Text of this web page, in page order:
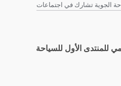
الجوية تشارك في اجتماعات
للمنتدى الأول للسياحة